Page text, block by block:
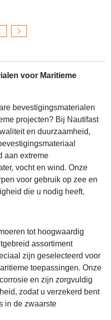
voor Maritieme
bevestigingsmaterialen
projecten? Bij Nautifast
en duurzaamheid,
aan extreme
vocht en wind. Onze
voor gebruik op zee en
die u nodig heeft.
tot hoogwaardig
assortiment
zijn geselecteerd voor
toepassingen. Onze
en zijn zorgvuldig
zodat u verzekerd bent
in de zwaarste